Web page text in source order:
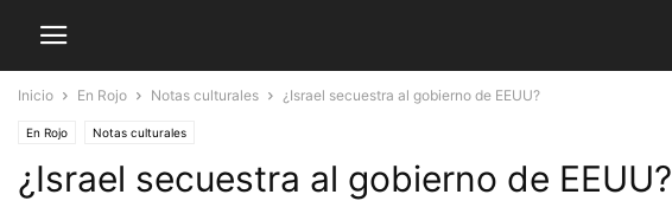
Inicio En Rojo Notas culturales ¿Israel secuestra al gobierno de EEUU?
En Rojo Notas culturales
¿Israel secuestra al gobierno de EEUU?